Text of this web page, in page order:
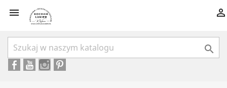
 
